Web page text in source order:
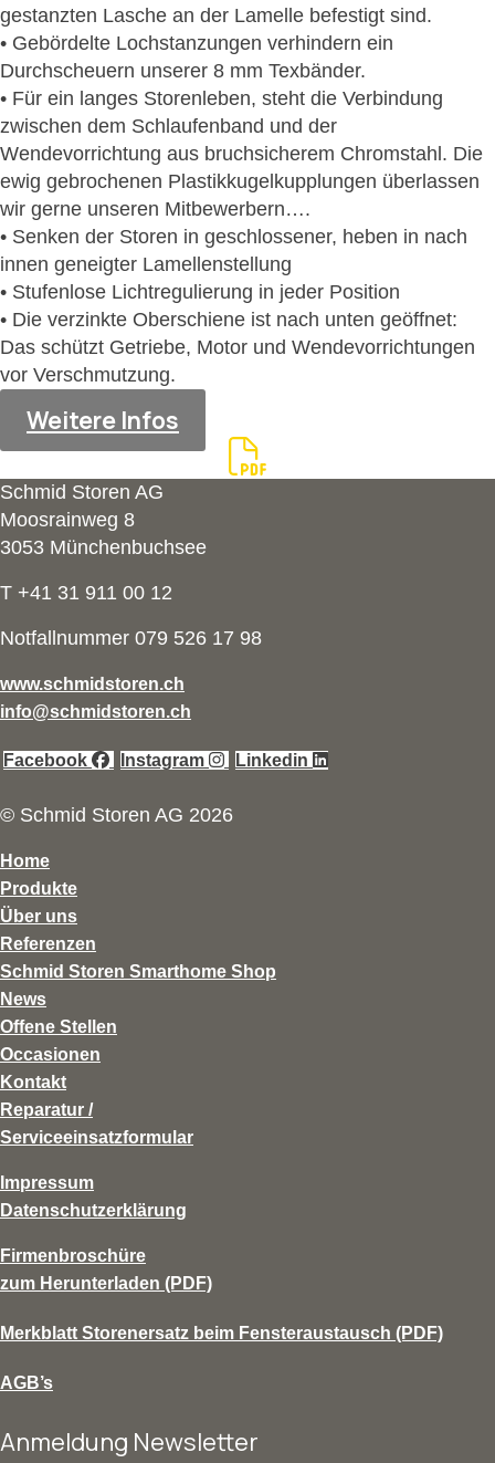
gestanzten Lasche an der Lamelle befestigt sind.
• Gebördelte Lochstanzungen verhindern ein
Durchscheuern unserer 8 mm Texbänder.
• Für ein langes Storenleben, steht die Verbindung
zwischen dem Schlaufenband und der
Wendevorrichtung aus bruchsicherem Chromstahl. Die
ewig gebrochenen Plastikkugelkupplungen überlassen
wir gerne unseren Mitbewerbern….
• Senken der Storen in geschlossener, heben in nach
innen geneigter Lamellenstellung
• Stufenlose Lichtregulierung in jeder Position
• Die verzinkte Oberschiene ist nach unten geöffnet:
Das schützt Getriebe, Motor und Wendevorrichtungen
vor Verschmutzung.
Weitere Infos
Schmid Storen AG
Moosrainweg 8
3053 Münchenbuchsee
T +41 31 911 00 12
Notfallnummer 079 526 17 98
www.schmidstoren.ch
info@schmidstoren.ch
Facebook Instagram Linkedin
© Schmid Storen AG 2026
Home
Produkte
Über uns
Referenzen
Schmid Storen Smarthome Shop
News
Offene Stellen
Occasionen
Kontakt
Reparatur /
Serviceeinsatzformular
Impressum
Datenschutzerklärung
Firmenbroschüre
zum Herunterladen (PDF)
Merkblatt Storenersatz beim Fensteraustausch (PDF)
AGB’s
Anmeldung Newsletter